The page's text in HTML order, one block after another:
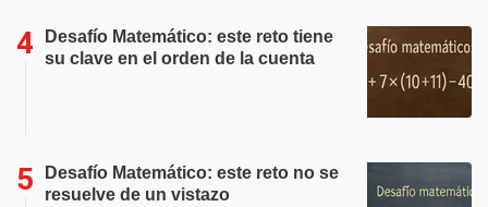
Desafío Matemático: este reto tiene
su clave en el orden de la cuenta
Desafío Matemático: este reto no se
resuelve de un vistazo